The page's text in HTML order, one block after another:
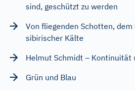
sind, geschützt zu werden
Von fliegenden Schotten, dem
sibirischer Kälte
Helmut Schmidt – Kontinuität
Grün und Blau